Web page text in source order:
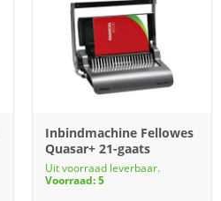
Inbindmachine Fellowes
Quasar+ 21-gaats
Uit voorraad leverbaar.
Voorraad: 5